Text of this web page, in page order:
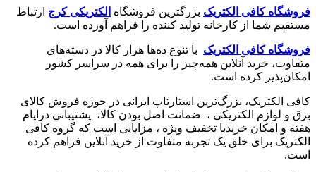
فروشگاه کافی الکتریک بزرگترین فروشگاه الکتریکی کرج ارتباط
مستقیم شما از کارخانه تولید کننده را فراهم آورده است.
فروشگاه کافی الکتریک با تنوع ده‌ها هزار کالا در دسته‌های
متفاوت، خرید آنلاین همه‌چیز را برای همه در سراسر کشور
امکان‌پذیر کرده است.
کافی الکتریک، بزرگ‌ترین استارتاپ ایرانی در حوزه فروش کالای
برق و لوازم الکتریکی ،‌ ضمانت اصل بودن کالا، پشتیبانی درایام
هفته و امکان خریدبا تخفیف ویژه ، مزایایی است که گروه کافی
الکتریک برای خلق یک تجربه متفاوت از خرید آنلاین فراهم کرده
است.